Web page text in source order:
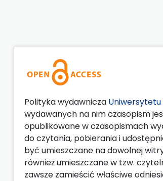
Polityka wydawnicza Uniwersytetu
wydawanych na nim czasopism
opublikowane w czasopismach
do czytania, pobierania i
być umieszczane na dowolnej
również umieszczane w tzw.
zawsze zamieścić właściwe